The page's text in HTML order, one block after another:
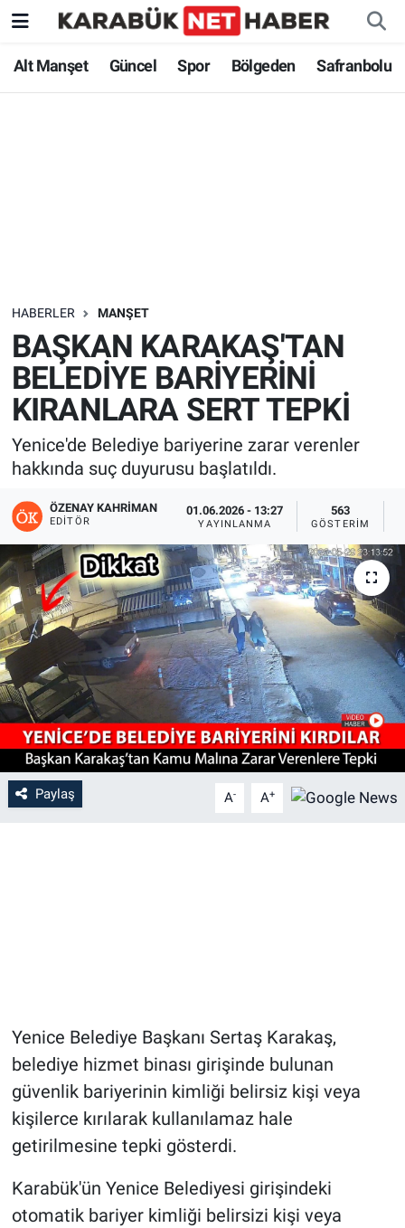
Alt Manşet Güncel Spor Bölgeden Safranbolu
HABERLER MANŞET
BAŞKAN KARAKAŞ'TAN
BELEDİYE BARİYERİNİ
KIRANLARA SERT TEPKİ
Yenice'de Belediye bariyerine zarar verenler
hakkında suç duyurusu başlatıldı.
ÖZENAY KAHRIMAN
EDITÖR
01.06.2026 - 13:27
YAYINLANMA
563
GÖSTERIM
Paylaş A- A+
Yenice Belediye Başkanı Sertaş Karakaş,
belediye hizmet binası girişinde bulunan
güvenlik bariyerinin kimliği belirsiz kişi veya
kişilerce kırılarak kullanılamaz hale
getirilmesine tepki gösterdi.
Karabük'ün Yenice Belediyesi girişindeki
otomatik bariyer kimliği belirsizi kişi veya